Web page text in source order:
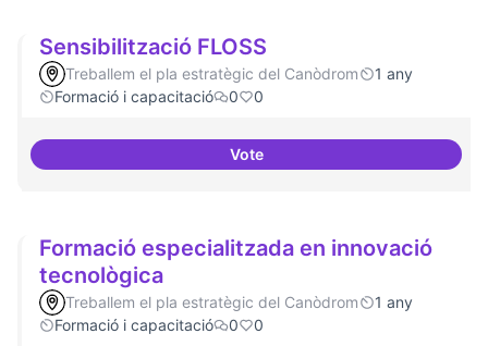
Sensibilització FLOSS
Treballem el pla estratègic del Canòdrom
1 any
Formació i capacitació
0 0
VoteSensibilització FLOSS
Formació especialitzada en innovació
tecnològica
Treballem el pla estratègic del Canòdrom
1 any
Formació i capacitació
0 0